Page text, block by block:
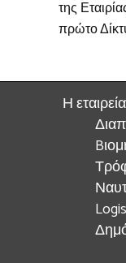
της
πρώτο
Η